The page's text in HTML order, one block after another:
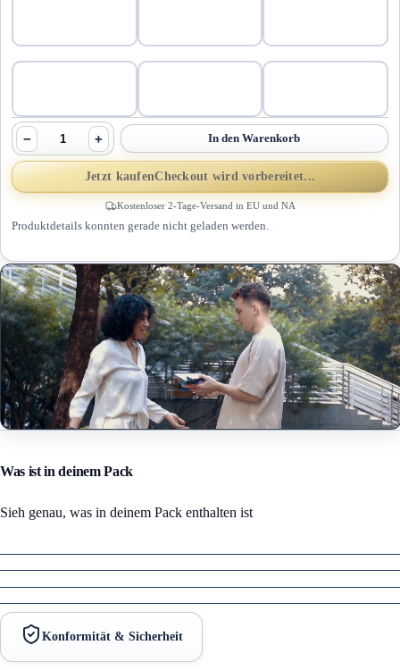
− + In den Warenkorb
Jetzt kaufenCheckout wird vorbereitet...
Kostenloser 2-Tage-Versand in EU und NA
Produktdetails konnten gerade nicht geladen werden.
Was ist in deinem Pack
Sieh genau, was in deinem Pack enthalten ist
Konformität & Sicherheit